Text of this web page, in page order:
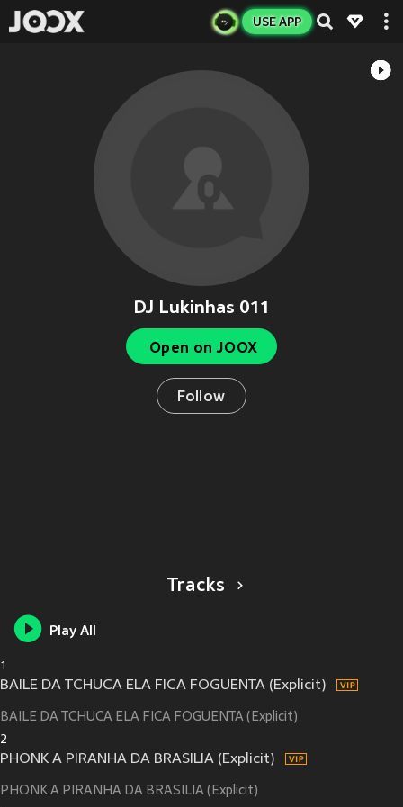
USE APP
DJ Lukinhas 011
Open on JOOX
Follow
Tracks
Play All
1
BAILE DA TCHUCA ELA FICA FOGUENTA (Explicit)
BAILE DA TCHUCA ELA FICA FOGUENTA (Explicit)
2
PHONK A PIRANHA DA BRASILIA (Explicit)
PHONK A PIRANHA DA BRASILIA (Explicit)